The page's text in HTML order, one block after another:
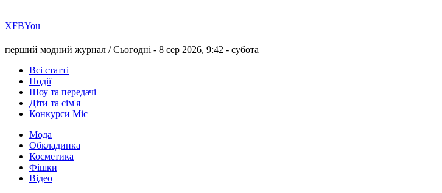
ХFBYou
перший модний журнал /Сьогодні - 8 сер 2026, 9:42 - субота
Всі статті
Події
Шоу та передачі
Діти та сім'я
Конкурси Міс
Мода
Обкладинка
Косметика
Фішки
Відео